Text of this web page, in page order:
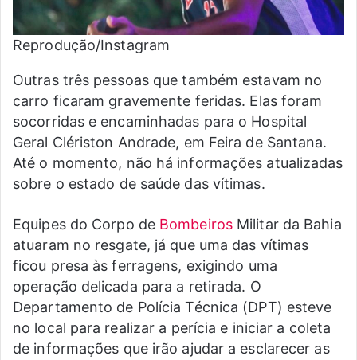
Reprodução/Instagram
Outras três pessoas que também estavam no
carro ficaram gravemente feridas. Elas foram
socorridas e encaminhadas para o Hospital
Geral Clériston Andrade, em Feira de Santana.
Até o momento, não há informações atualizadas
sobre o estado de saúde das vítimas.
Equipes do Corpo de BombeirosMilitar da Bahia
atuaram no resgate, já que uma das vítimas
ficou presa às ferragens, exigindo uma
operação delicada para a retirada. O
Departamento de Polícia Técnica (DPT) esteve
no local para realizar a perícia e iniciar a coleta
de informações que irão ajudar a esclarecer as